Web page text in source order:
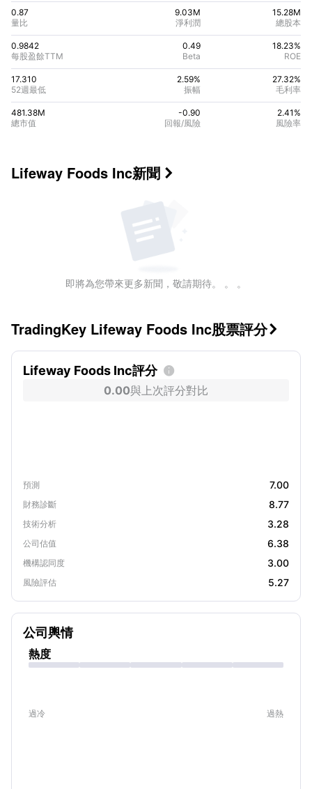
0.87
量比
9.03M
淨利潤
15.28M
總股本
0.9842
每股盈餘TTM
0.49
Beta
18.23%
ROE
17.310
52週最低
2.59%
振幅
27.32%
毛利率
481.38M
總市值
-0.90
回報/風險
2.41 %
風險率
Lifeway Foods Inc新聞 
即將為您帶來更多新聞，敬請期待。 。 。
TradingKey Lifeway Foods Inc股票評分
Lifeway Foods Inc評分 
0.00與上次評分對比
預測 7.00
財務診斷 8.77
技術分析 3.28
公司估值 6.38
機構認同度 3.00
風險評估 5.27
公司輿情
熱度
過冷 過熱